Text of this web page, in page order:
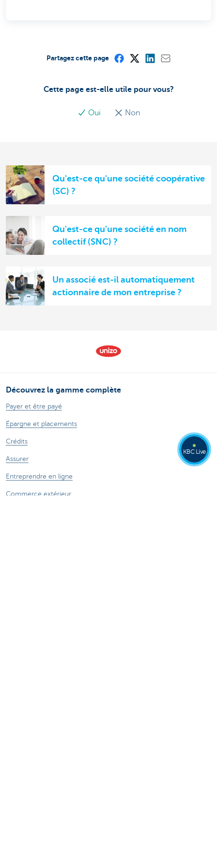
Cette page est-elle utile pour vous?
Oui Non
Partagez cette page
Qu'est-ce qu'une société coopérative
(SC) ?
Qu'est-ce qu'une société en nom
collectif (SNC) ?
Un associé est-il automatiquement
actionnaire de mon entreprise ?
Découvrez la gamme complète
Payer et être payé
Épargne et placements
Crédits
Assurer
Entreprendre en ligne
Commerce extérieur
KBC Live